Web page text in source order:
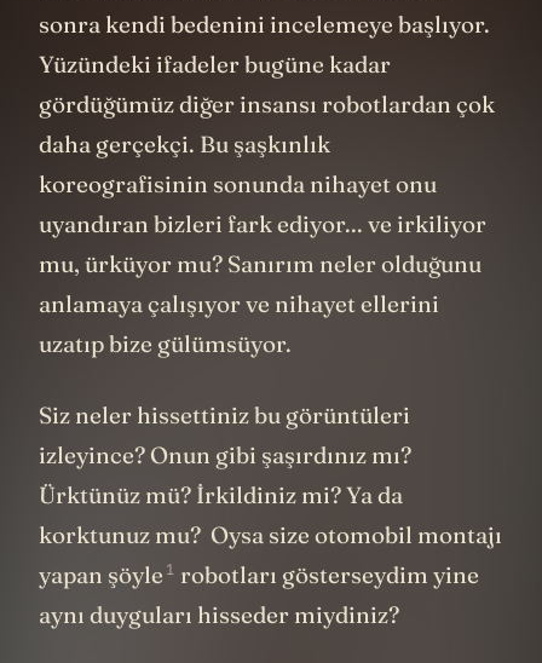
sonra kendi bedenini incelemeye başlıyor.
Yüzündeki ifadeler bugüne kadar
gördüğümüz diğer insansı robotlardan çok
daha gerçekçi. Bu şaşkınlık
koreografisinin sonunda nihayet onu
uyandıran bizleri fark ediyor... ve irkiliyor
mu, ürküyor mu? Sanırım neler olduğunu
anlamaya çalışıyor ve nihayet ellerini
uzatıp bize gülümsüyor.
Siz neler hissettiniz bu görüntüleri
izleyince? Onun gibi şaşırdınız mı?
Ürktünüz mü? İrkildiniz mi? Ya da
korktunuz mu? Oysa size otomobil montajı
yapan şöyle 1 robotları gösterseydim yine
aynı duyguları hisseder miydiniz?